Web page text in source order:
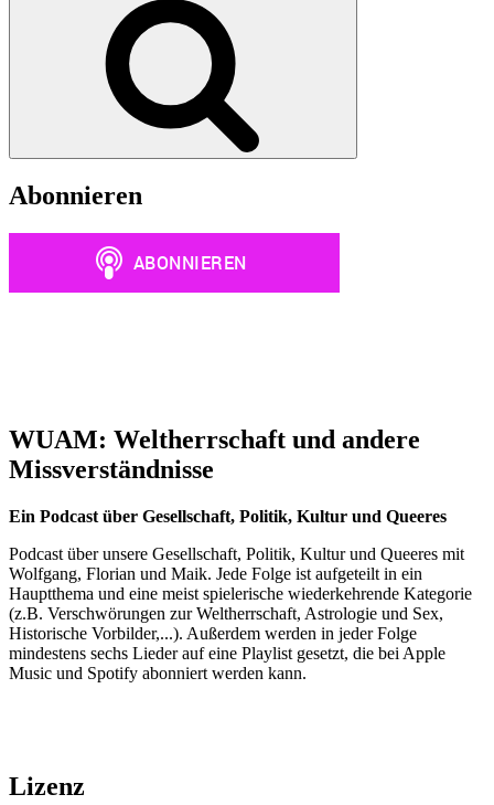
Abonnieren
WUAM: Weltherrschaft und andere
Missverständnisse
Ein Podcast über Gesellschaft, Politik, Kultur und Queeres
Podcast über unsere Gesellschaft, Politik, Kultur und Queeres mit
Wolfgang, Florian und Maik. Jede Folge ist aufgeteilt in ein
Hauptthema und eine meist spielerische wiederkehrende Kategorie
(z.B. Verschwörungen zur Weltherrschaft, Astrologie und Sex,
Historische Vorbilder,...). Außerdem werden in jeder Folge
mindestens sechs Lieder auf eine Playlist gesetzt, die bei Apple
Music und Spotify abonniert werden kann.
Lizenz